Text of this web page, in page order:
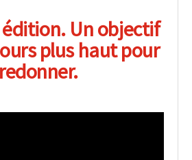
édition. Un objectif
plus haut pour
redonner.